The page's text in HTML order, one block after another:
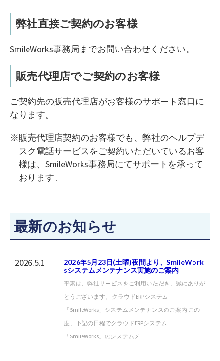
弊社直接ご契約のお客様
SmileWorks事務局までお問い合わせください。
販売代理店でご契約のお客様
ご契約先の販売代理店がお客様のサポート窓口に
なります。
販売代理店契約のお客様でも、弊社のヘルプデ
スク電話サービスをご契約いただいているお客
様は、SmileWorks事務局にてサポートを承って
おります。
最新のお知らせ
2026.5.1
2026年5月23日(土曜)夜間より、SmileWork
sシステムメンテナンス実施のご案内
平素は、弊社サービスをご利用いただき、誠にありが
とうございます。 クラウドERPシステム
「SmileWorks」システムメンテナンスのご案内 この
度、下記の日程でクラウドERPシステム
「SmileWorks」のシステムメ